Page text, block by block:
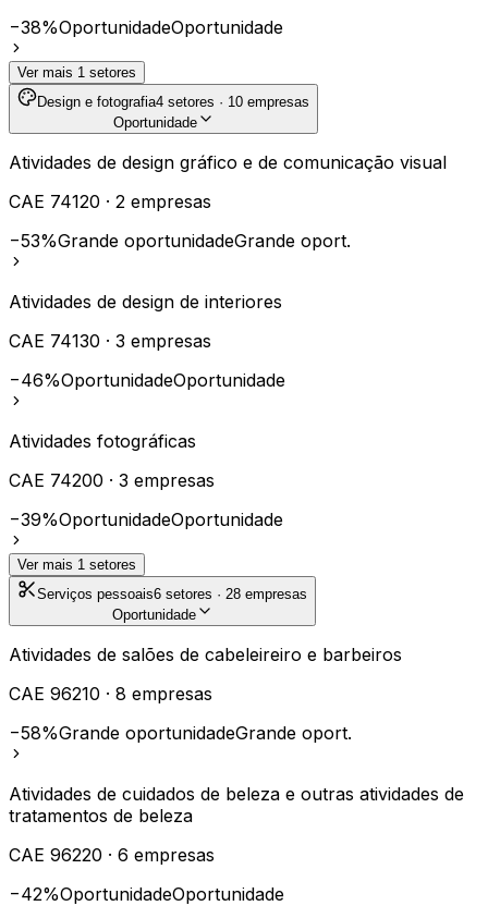
−38%OportunidadeOportunidade
Ver mais 1 setores
Design e fotografia4 setores · 10 empresas
Oportunidade
Atividades de design gráfico e de comunicação visual
CAE 74120 · 2 empresas
−53%Grande oportunidadeGrande oport.
Atividades de design de interiores
CAE 74130 · 3 empresas
−46%OportunidadeOportunidade
Atividades fotográficas
CAE 74200 · 3 empresas
−39%OportunidadeOportunidade
Ver mais 1 setores
Serviços pessoais6 setores · 28 empresas
Oportunidade
Atividades de salões de cabeleireiro e barbeiros
CAE 96210 · 8 empresas
−58%Grande oportunidadeGrande oport.
Atividades de cuidados de beleza e outras atividades de
tratamentos de beleza
CAE 96220 · 6 empresas
−42%OportunidadeOportunidade